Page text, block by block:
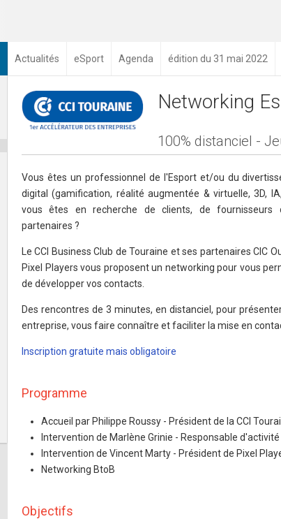
Actualités eSport Agenda édition du 31 mai 2022
Networking
100% distanciel -
Vous êtes un professionnel de l'Esport et/ou du
digital (gamification, réalité augmentée & virtuelle, 3D,
vous êtes en recherche de clients, de fournisseurs
partenaires ?
Le CCI Business Club de Touraine et ses partenaires CIC
Pixel Players vous proposent un networking pour vous
de développer vos contacts.
Des rencontres de 3 minutes, en distanciel, pour
entreprise, vous faire connaître et faciliter la mise en
Inscription gratuite mais obligatoire
Programme
Accueil par Philippe Roussy - Président de la CCI
Intervention de Marlène Grinie - Responsable
Intervention de Vincent Marty - Président de Pixel
Networking BtoB
Objectifs